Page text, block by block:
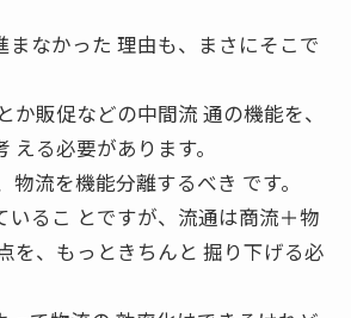
まなかった 理由も、まさにそこで
か販促などの中間流 通の機能を、
える必要があります。
物流を機能分離するべき です。
いるこ とですが、流通は商流＋物
を、もっときちんと 掘り下げる必